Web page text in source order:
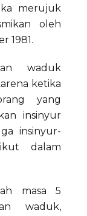
merujuk
oleh
1981.
waduk
ketika
yang
insinyur
insinyur-
dalam
masa 5
waduk,